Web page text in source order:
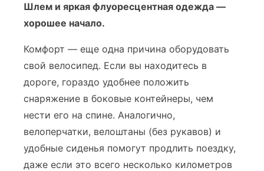
Шлем и яркая флуоресцентная одежда —
хорошее начало.
Комфорт — еще одна причина оборудовать
свой велосипед. Если вы находитесь в
дороге, гораздо удобнее положить
снаряжение в боковые контейнеры, чем
нести его на спине. Аналогично,
велоперчатки, велоштаны (без рукавов) и
удобные сиденья помогут продлить поездку,
даже если это всего несколько километров